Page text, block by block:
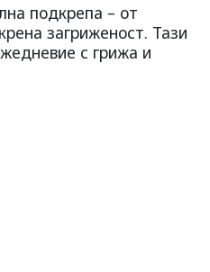
подкрепа – от
загриженост. Тази
с грижа и